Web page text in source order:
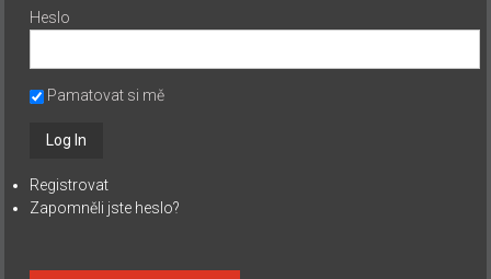
Heslo
Pamatovat si mě
Registrovat
Zapomněli jste heslo?